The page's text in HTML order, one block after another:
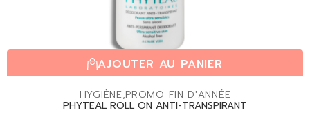
AJOUTER AU PANIER
HYGIÈNE,PROMO FIN D'ANNÉE
PHYTEAL ROLL ON ANTI-TRANSPIRANT